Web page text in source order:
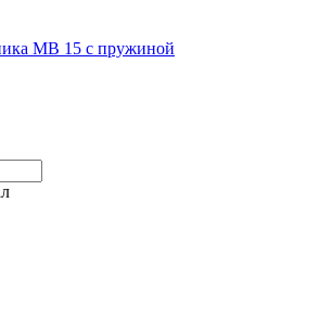
МВ 15 с пружиной